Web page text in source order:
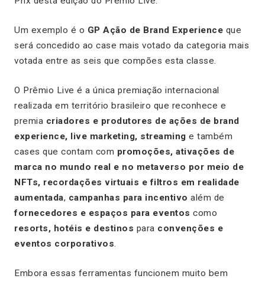
Um exemplo é o GP Ação de Brand Experience que
será concedido ao case mais votado da categoria mais
votada entre as seis que compões esta classe.
O Prêmio Live é a única premiação internacional
realizada em território brasileiro que reconhece e
premia criadores e produtores de ações de brand
experience, live marketing, streaming e também
cases que contam com promoções, ativações de
marca no mundo real e no metaverso por meio de
NFTs, recordações virtuais e filtros em realidade
aumentada, campanhas para incentivo além de
fornecedores e espaços para eventos como
resorts, hotéis e destinos para convenções e
eventos corporativos.
Embora essas ferramentas funcionem muito bem